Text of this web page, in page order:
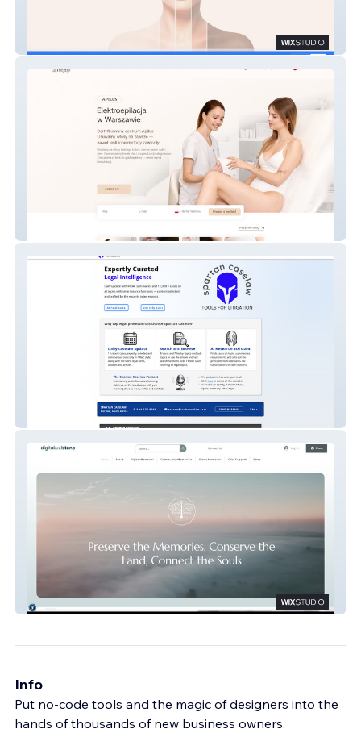
Spartan Caselaw
digitalandstone
Info
Put no-code tools and the magic of designers into the
hands of thousands of new business owners.